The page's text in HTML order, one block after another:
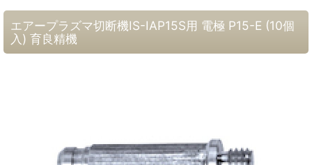
エアープラズマ切断機IS-IAP15S用 電極 P15-E (10個
入) 育良精機